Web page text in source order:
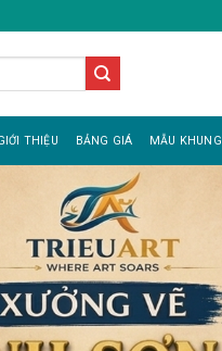
THIỆU BẢNG GIÁ MẪU KHUNG